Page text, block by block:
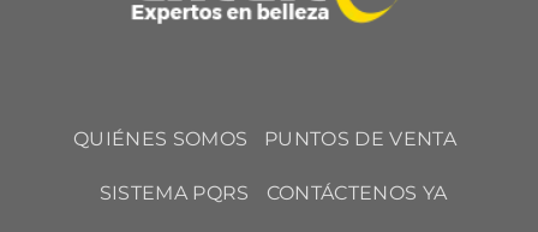
QUIÉNES SOMOS PUNTOS DE VENTA
SISTEMA PQRS CONTÁCTENOS YA